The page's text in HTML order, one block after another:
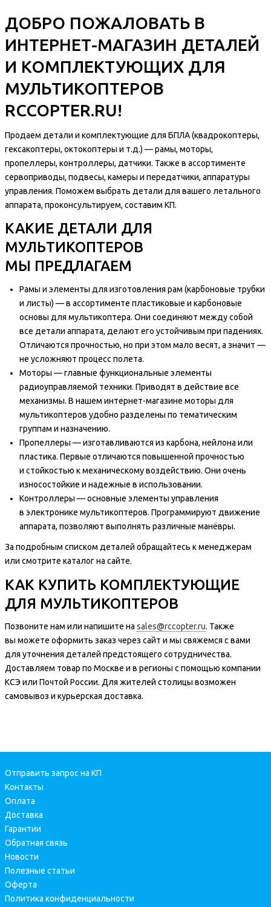
ДОБРО ПОЖАЛОВАТЬ В
ИНТЕРНЕТ-МАГАЗИН ДЕТАЛЕЙ
И КОМПЛЕКТУЮЩИХ ДЛЯ
МУЛЬТИКОПТЕРОВ
RCCOPTER.RU!
Продаем детали и комплектующие для БПЛА (квадрокоптеры,
гексакоптеры, октокоптеры и т.д.) — рамы, моторы,
пропеллеры, контроллеры, датчики. Также в ассортименте
сервоприводы, подвесы, камеры и передатчики, аппаратуры
управления. Поможем выбрать детали для вашего летального
аппарата, проконсультируем, составим КП.
КАКИЕ ДЕТАЛИ ДЛЯ
МУЛЬТИКОПТЕРОВ
МЫ ПРЕДЛАГАЕМ
Рамы и элементы для изготовления рам (карбоновые трубки
и листы) — в ассортименте пластиковые и карбоновые
основы для мультикоптера. Они соединяют между собой
все детали аппарата, делают его устойчивым при падениях.
Отличаются прочностью, но при этом мало весят, а значит —
не усложняют процесс полета.
Моторы — главные функциональные элементы
радиоуправляемой техники. Приводят в действие все
механизмы. В нашем интернет-магазине моторы для
мультикоптеров удобно разделены по тематическим
группам и назначению.
Пропеллеры — изготавливаются из карбона, нейлона или
пластика. Первые отличаются повышенной прочностью
и стойкостью к механическому воздействию. Они очень
износостойкие и надежные в использовании.
Контроллеры — основные элементы управления
в электронике мультикоптеров. Программируют движение
аппарата, позволяют выполнять различные манёвры.
За подробным списком деталей обращайтесь к менеджерам
или смотрите каталог на сайте.
КАК КУПИТЬ КОМПЛЕКТУЮЩИЕ
ДЛЯ МУЛЬТИКОПТЕРОВ
Позвоните нам или напишите на sales@rccopter.ru. Также
вы можете оформить заказ через сайт и мы свяжемся с вами
для уточнения деталей предстоящего сотрудничества.
Доставляем товар по Москве и в регионы с помощью компании
КСЭ или Почтой России. Для жителей столицы возможен
самовывоз и курьерская доставка.
Отправить запрос на КП
Контакты
Оплата
Доставка
Гарантии
Обратная связь
Новости
Полезные статьи
Оферта
Политика конфиденциальности